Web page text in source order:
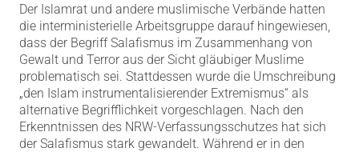
Der Islamrat und andere muslimische Verbände hatten
die interministerielle Arbeitsgruppe darauf hingewiesen,
dass der Begriff Salafismus im Zusammenhang von
Gewalt und Terror aus der Sicht gläubiger Muslime
problematisch sei. Stattdessen wurde die Umschreibung
„den Islam instrumentalisierender Extremismus“ als
alternative Begrifflichkeit vorgeschlagen. Nach den
Erkenntnissen des NRW-Verfassungsschutzes hat sich
der Salafismus stark gewandelt. Während er in den